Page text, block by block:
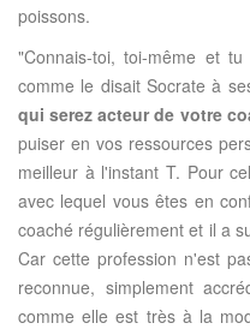
poissons.
"Connais-toi, toi-même et
comme le disait Socrate à
qui serez acteur de votre
puiser en vos ressources
meilleur à l'instant T. Pour
avec lequel vous êtes en
coaché régulièrement et il a
Car cette profession n'est
reconnue, simplement
comme elle est très à la